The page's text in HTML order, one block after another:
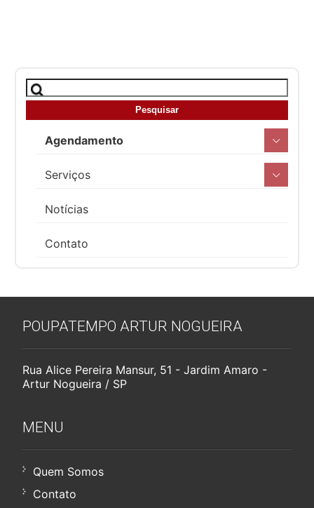
Agendamento
Serviços
Notícias
Contato
POUPATEMPO ARTUR NOGUEIRA
Rua Alice Pereira Mansur, 51 - Jardim Amaro -
Artur Nogueira / SP
MENU
Quem Somos
Contato